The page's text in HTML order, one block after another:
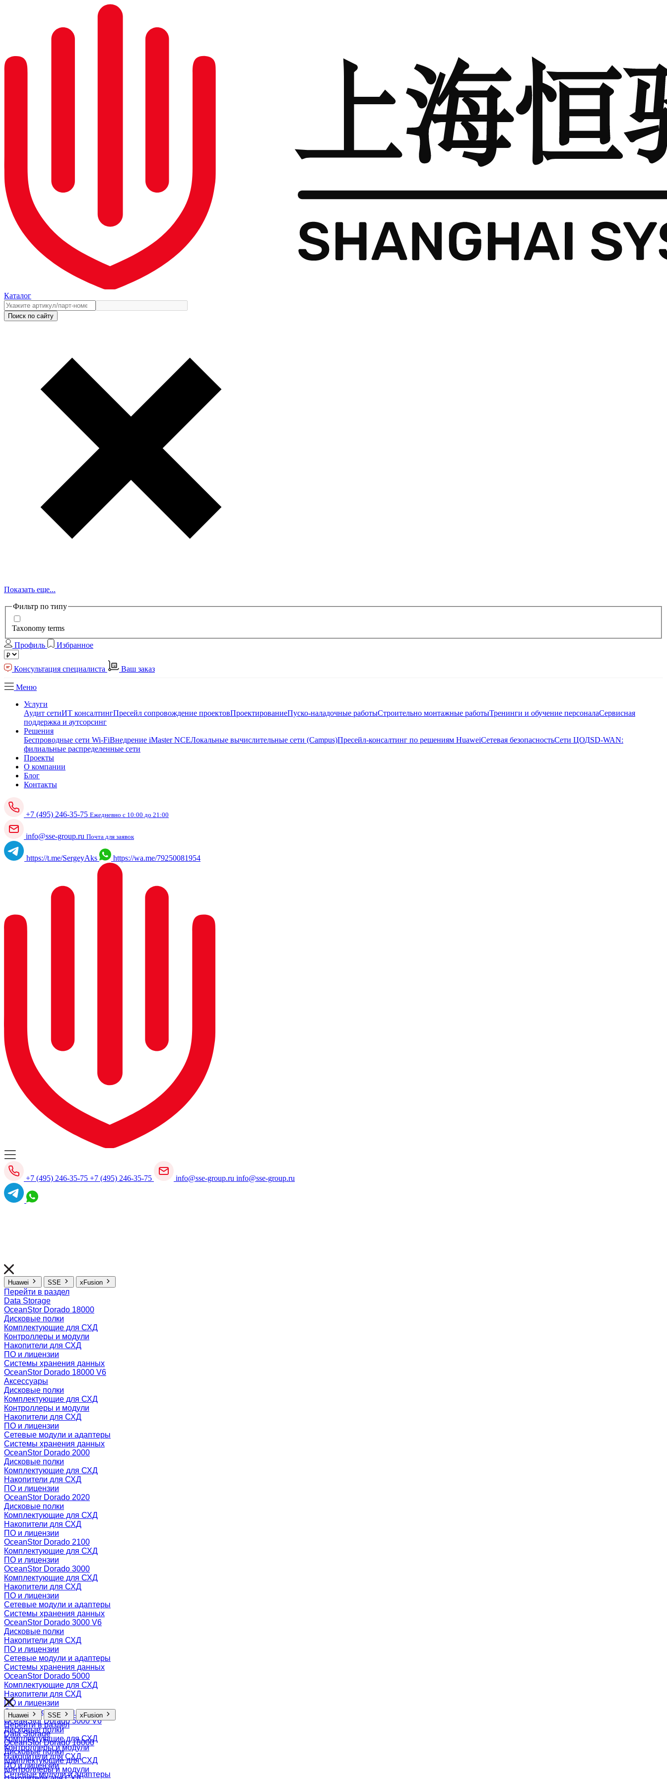
Каталог
Поиск по сайту
Показать еще...
Фильтр по типу
Taxonomy terms
Профиль
Избранное
Консультация специалиста Ваш заказ
Меню
Услуги
Аудит сетиИТ консалтингПресейл сопровождение проектовПроектированиеПуско-наладочные работыСтроительно монтажные работыТренинги и обучение персоналаСервисная
поддержка и аутсорсинг
Решения
Беспроводные сети Wi-FiВнедрение iMaster NCEЛокальные вычислительные сети (Campus)Пресейл-консалтинг по решениям HuaweiСетевая безопасностьСети ЦОДSD-WAN:
филиальные распределенные сети
Проекты
О компании
Блог
Контакты
+7 (495) 246-35-75 Ежедневно с 10:00 до 21:00
info@sse-group.ru Почта для заявок
https://t.me/SergeyAks https://wa.me/79250081954
+7 (495) 246-35-75 +7 (495) 246-35-75 info@sse-group.ru info@sse-group.ru
Huawei SSE xFusion
Перейти в раздел
Data Storage
OceanStor Dorado 18000
Дисковые полки
Комплектующие для СХД
Контроллеры и модули
Накопители для СХД
ПО и лицензии
Системы хранения данных
OceanStor Dorado 18000 V6
Аксессуары
Дисковые полки
Комплектующие для СХД
Контроллеры и модули
Накопители для СХД
ПО и лицензии
Сетевые модули и адаптеры
Системы хранения данных
OceanStor Dorado 2000
Дисковые полки
Комплектующие для СХД
Накопители для СХД
ПО и лицензии
OceanStor Dorado 2020
Дисковые полки
Комплектующие для СХД
Накопители для СХД
ПО и лицензии
OceanStor Dorado 2100
Комплектующие для СХД
ПО и лицензии
OceanStor Dorado 3000
Комплектующие для СХД
Накопители для СХД
ПО и лицензии
Сетевые модули и адаптеры
Системы хранения данных
OceanStor Dorado 3000 V6
Дисковые полки
Накопители для СХД
ПО и лицензии
Сетевые модули и адаптеры
Системы хранения данных
OceanStor Dorado 5000
Комплектующие для СХД
Накопители для СХД
ПО и лицензии
Системы хранения данных
OceanStor Dorado 5000 V6
Дисковые полки
Комплектующие для СХД
Контроллеры и модули
Накопители для СХД
ПО и лицензии
Сетевые модули и адаптеры
Huawei SSE xFusion
Перейти в раздел
Data Storage
OceanStor Dorado 18000
Дисковые полки
Комплектующие для СХД
Контроллеры и модули